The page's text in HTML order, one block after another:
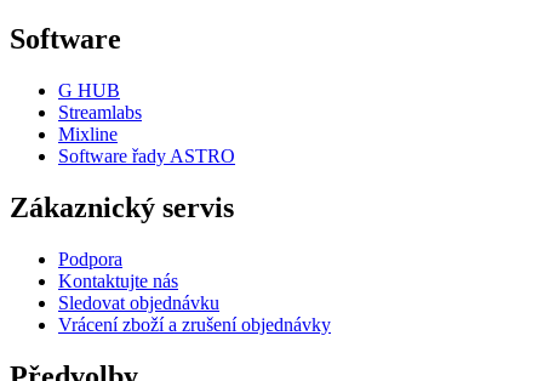
Software
G HUB
Streamlabs
Mixline
Software řady ASTRO
Zákaznický servis
Podpora
Kontaktujte nás
Sledovat objednávku
Vrácení zboží a zrušení objednávky